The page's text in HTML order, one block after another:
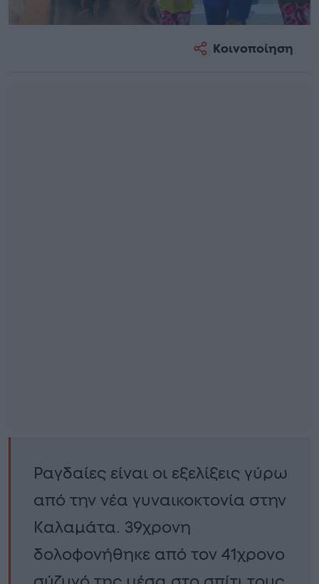
Κοινοποίηση
Ραγδαίες είναι οι εξελίξεις γύρω
από την νέα γυναικοκτονία στην
Καλαμάτα. 39χρονη
δολοφονήθηκε από τον 41χρονο